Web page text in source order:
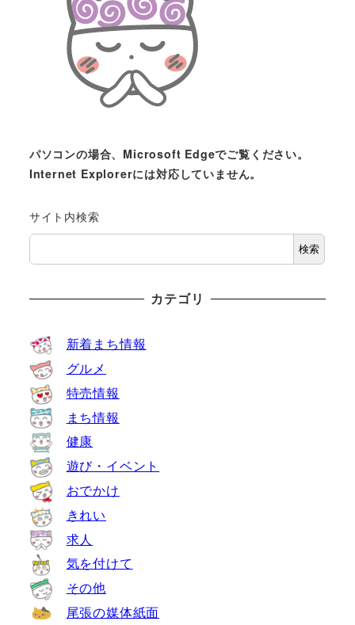
パソコンの場合、Microsoft Edgeでご覧ください。
Internet Explorerには対応していません。
サイト内検索
検索
カテゴリ
新着まち情報
グルメ
特売情報
まち情報
健康
遊び・イベント
おでかけ
きれい
求人
気を付けて
その他
尾張の媒体紙面